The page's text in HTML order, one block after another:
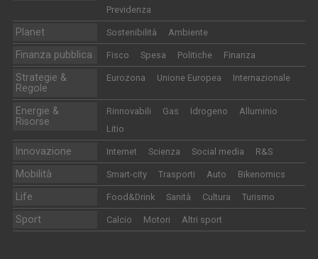
Previdenza
Planet Sostenibilità Ambiente
Finanza pubblica Fisco Spesa Politiche Finanza
Strategie &
Regole
Eurozona Unione Europea Internazionale
Energie &
Risorse
Rinnovabili Gas Idrogeno
Alluminio
Litio
Innovazione Internet Scienza Social media R&S
Mobilità Smart-city Trasporti Auto Bikenomics
Life Food&Drink Sanità Cultura Turismo
Sport Calcio Motori Altri sport